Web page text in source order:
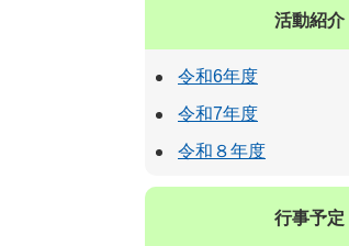
活動紹介
令和6年度
令和7年度
令和８年度
行事予定